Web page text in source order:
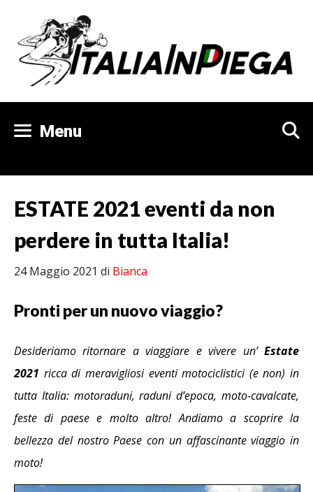
contenuto
Menu
ESTATE 2021 eventi da non
perdere in tutta Italia!
24 Maggio 2021 di Bianca
Pronti per un nuovo viaggio?
Desideriamo ritornare a viaggiare e vivere un’ Estate
2021 ricca di meravigliosi eventi motociclistici (e non) in
tutta Italia: motoraduni, raduni d’epoca, moto-cavalcate,
feste di paese e molto altro! Andiamo a scoprire la
bellezza del nostro Paese con un affascinante viaggio in
moto!